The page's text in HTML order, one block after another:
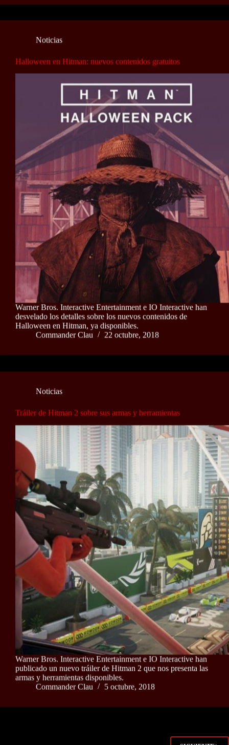
Noticias
Halloween en Hitman: nuevos contenidos gratuitos
Warner Bros. Interactive Entertainment e IO Interactive han
desvelado los detalles sobre los nuevos contenidos de
Halloween en Hitman, ya disponibles.
Commander Clau
22 octubre, 2018
Noticias
Tráiler de Hitman 2 sobre sus armas y herramientas
Warner Bros. Interactive Entertainment e IO Interactive han
publicado un nuevo tráiler de Hitman 2 que nos presenta las
armas y herramientas disponibles.
Commander Clau
5 octubre, 2018